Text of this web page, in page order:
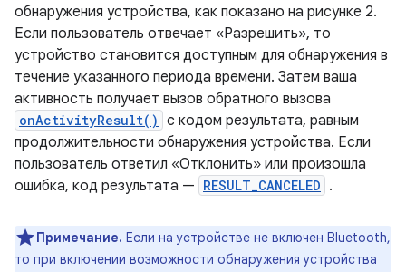
обнаружения устройства, как показано на рисунке 2.
Если пользователь отвечает «Разрешить», то
устройство становится доступным для обнаружения в
течение указанного периода времени. Затем ваша
активность получает вызов обратного вызова
onActivityResult() с кодом результата, равным
продолжительности обнаружения устройства. Если
пользователь ответил «Отклонить» или произошла
ошибка, код результата — RESULT_CANCELED .
Примечание. Если на устройстве не включен Bluetooth,
то при включении возможности обнаружения устройства